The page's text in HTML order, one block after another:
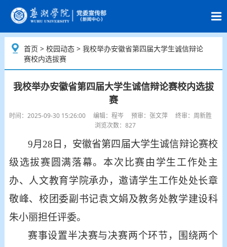
首页 >校园动态 > 我校举办安徽省第四届大学生诚信辩论
赛校内选拔赛
我校举办安徽省第四届大学生诚信辩论赛校内选拔
赛
时间：2025-09-30 15:26:00 编辑：程岑 预审：张文萍 终审：周新胜
浏览次数：827
9月28日，安徽省第四届大学生诚信辩论赛校
级选拔赛圆满落幕。本次比赛由学生工作处主
办、人文教育学院承办，邀请学生工作处处长章
敬峰、校团委副书记袁文娟及教务处教学建设科
朱小丽担任评委。
赛事设置半决赛与决赛两个环节，围绕两个